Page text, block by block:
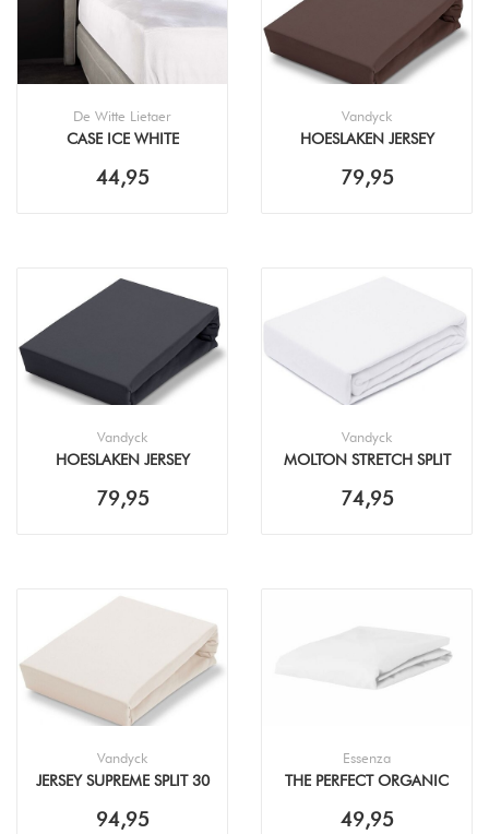
De Witte Lietaer
CASE ICE WHITE
44,95
Vandyck
HOESLAKEN JERSEY
120X200/220 TAUPE
79,95
Vandyck
HOESLAKEN JERSEY
120X200/220
79,95
Vandyck
MOLTON STRETCH SPLIT
74,95
Vandyck
JERSEY SUPREME SPLIT 30
94,95
Essenza
THE PERFECT ORGANIC
HOESLAKEN
49,95